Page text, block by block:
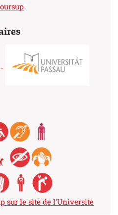
sur le site de l'Université